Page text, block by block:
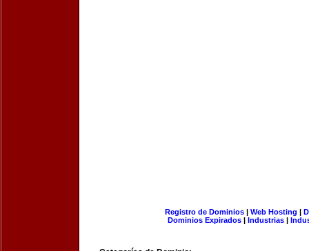
Registro de Dominios| Web Hosting |
Dominios Expirados | Industrias |